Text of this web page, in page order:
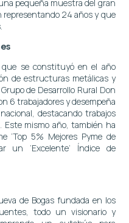
pequeña muestra del gran
representando 24 años y que
que se constituyó en el año
de estructuras metálicas y
de Desarrollo Rural Don
6 trabajadores y desempeña
destacando trabajos
Este mismo año, también ha
‘Top 5% Mejores Pyme de
un ‘Excelente’ Índice de
de Bogas fundada en los
todo un visionario y